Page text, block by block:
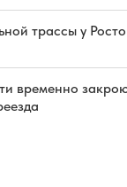
трассы у
временно